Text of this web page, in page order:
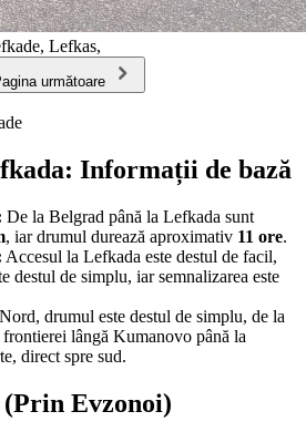
următoare
Informații de bază
De la Belgrad până la Lefkada sunt
, iar drumul durează aproximativ 11 ore.
Accesul la Lefkada este destul de facil,
destul de simplu, iar semnalizarea este
drumul este destul de simplu, de la
lângă Kumanovo până la
direct spre sud.
Evzonoi)